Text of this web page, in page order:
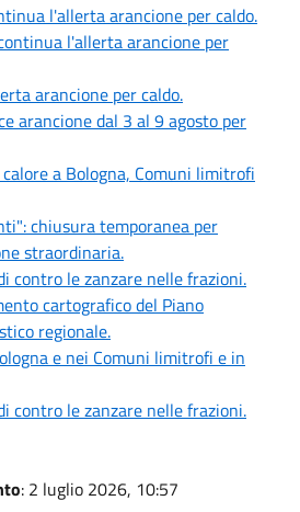
l'allerta arancione per caldo.
l'allerta arancione per
arancione per caldo.
arancione dal 3 al 9 agosto per
calore a Bologna, Comuni limitrofi
chiusura temporanea per
straordinaria.
contro le zanzare nelle frazioni.
cartografico del Piano
regionale.
e nei Comuni limitrofi e in
contro le zanzare nelle frazioni.
: 2 luglio 2026, 10:57